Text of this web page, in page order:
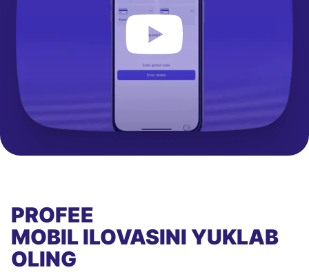
PROFEE
MOBIL ILOVASINIYUKLAB
OLING